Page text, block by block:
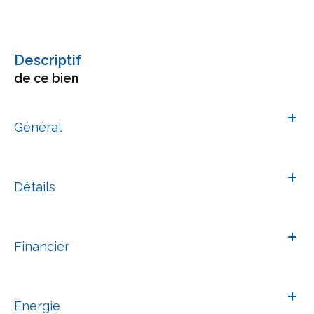
descriptif
de ce bien
Général
Détails
Financier
Energie